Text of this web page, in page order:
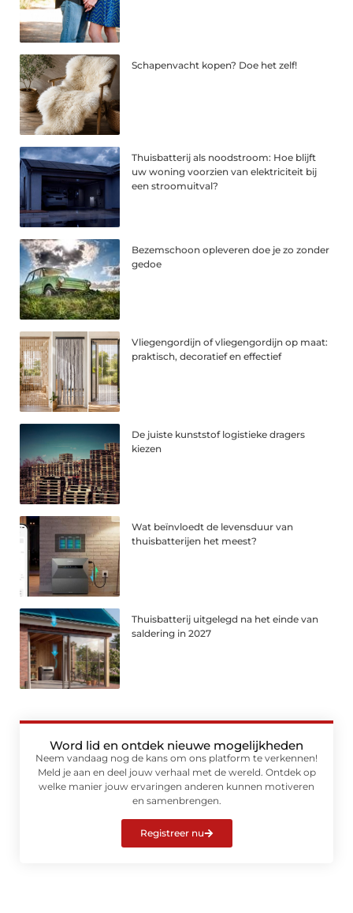
Schapenvacht kopen? Doe het zelf!
Thuisbatterij als noodstroom: Hoe blijft
uw woning voorzien van elektriciteit bij
een stroomuitval?
Bezemschoon opleveren doe je zo zonder
gedoe
Vliegengordijn of vliegengordijn op maat:
praktisch, decoratief en effectief
De juiste kunststof logistieke dragers
kiezen
Wat beïnvloedt de levensduur van
thuisbatterijen het meest?
Thuisbatterij uitgelegd na het einde van
saldering in 2027
Word lid en ontdek nieuwe mogelijkheden
Neem vandaag nog de kans om ons platform te verkennen!
Meld je aan en deel jouw verhaal met de wereld. Ontdek op
welke manier jouw ervaringen anderen kunnen motiveren
en samenbrengen.
Registreer nu